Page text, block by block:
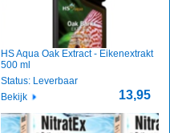
HS Aqua Oak Extract - Eikenextrakt
500 ml
13,95
Status: Leverbaar
Bekijk